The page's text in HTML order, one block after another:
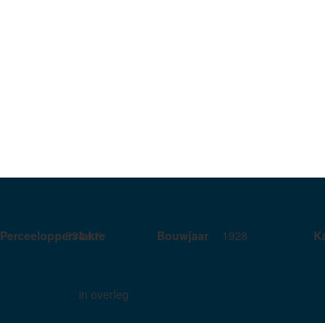
Perceeloppervlakte
834 m² Bouwjaar 1928
in overleg